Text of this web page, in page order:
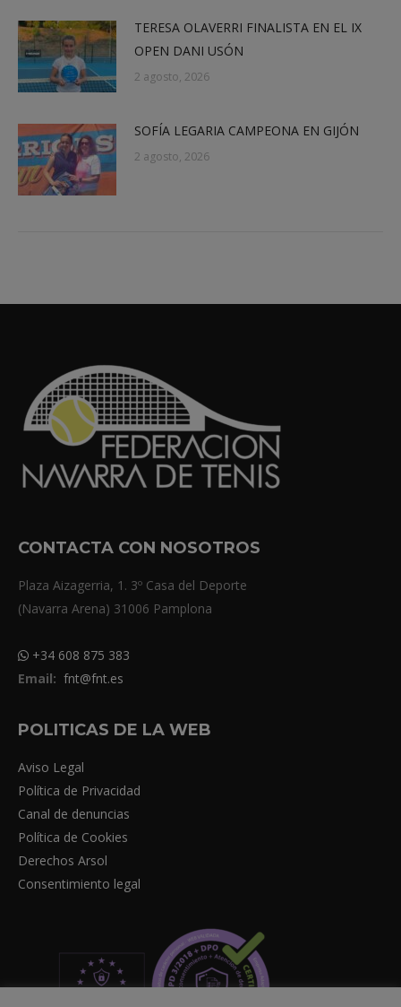
TERESA OLAVERRI FINALISTA EN EL IX
OPEN DANI USÓN
2 agosto, 2026
SOFÍA LEGARIA CAMPEONA EN GIJÓN
2 agosto, 2026
CONTACTA CON NOSOTROS
Plaza Aizagerria, 1. 3º Casa del Deporte
(Navarra Arena) 31006 Pamplona
+34 608 875 383
Email: fnt@fnt.es
POLITICAS DE LA WEB
Aviso Legal
Política de Privacidad
Canal de denuncias
Política de Cookies
Derechos Arsol
Consentimiento legal